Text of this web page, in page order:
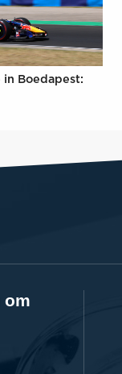
in Boedapest:
om